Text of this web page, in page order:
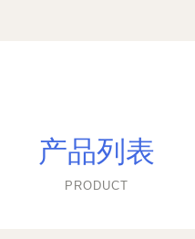
产品列表
PRODUCT